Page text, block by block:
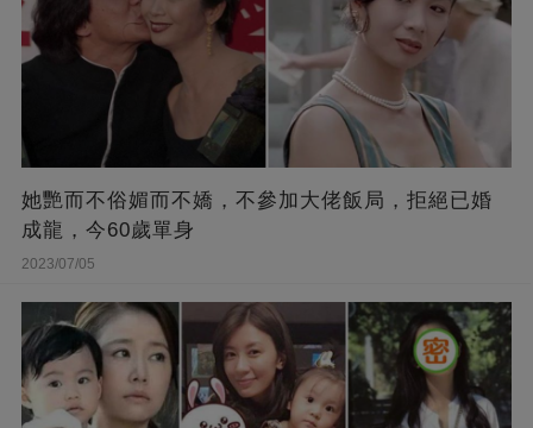
她艷而不俗媚而不嬌，不參加大佬飯局，拒絕已婚
成龍，今60歲單身
2023/07/05